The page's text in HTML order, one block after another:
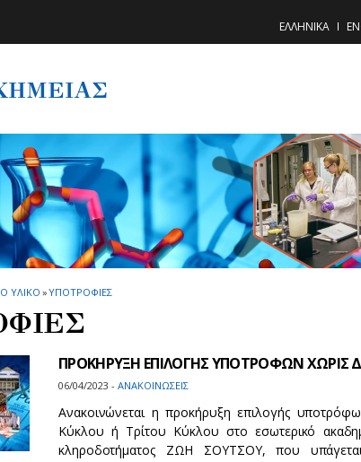
ΕΛΛΗΝΙΚΑ
ΥΛΙΚΟ»ΥΠΟΤΡΟΦΙΕΣ
ΠΡΟΚΗΡΥΞΗ ΕΠΙΛΟΓΗΣ ΥΠΟΤΡΟΦΩΝ ΧΩΡΙΣ
06/04/2023 - ΑΝΑΚΟΙΝΩΣΕΙΣ
Ανακοινώνεται η προκήρυξη επιλογής
Κύκλου ή Τρίτου Κύκλου στο εσωτερικό
κληροδοτήματος ΖΩΗ ΣΟΥΤΣΟΥ, που